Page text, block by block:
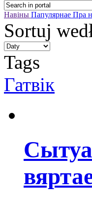
Навіны Папулярнае Пра
Sortuj
Tags
Гатвік